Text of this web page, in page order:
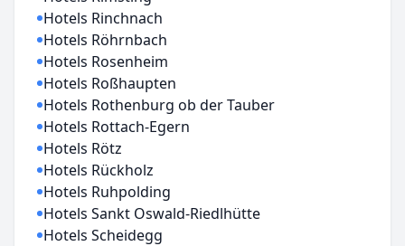
Hotels Rinchnach
Hotels Röhrnbach
Hotels Rosenheim
Hotels Roßhaupten
Hotels Rothenburg ob der Tauber
Hotels Rottach-Egern
Hotels Rötz
Hotels Rückholz
Hotels Ruhpolding
Hotels Sankt Oswald-Riedlhütte
Hotels Scheidegg